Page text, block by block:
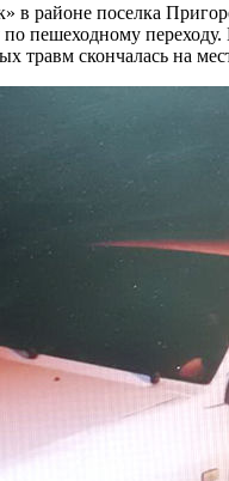
в районе поселка
по пешеходному
травм скончалась на